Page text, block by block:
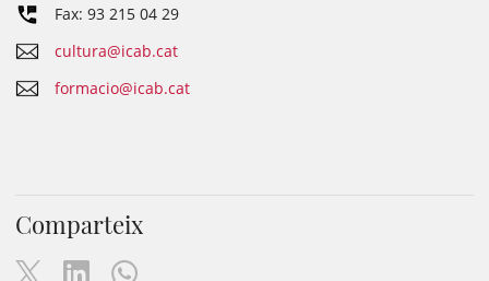
Fax: 93 215 04 29
cultura@icab.cat
formacio@icab.cat
Comparteix